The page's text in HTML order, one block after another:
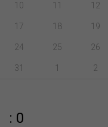
10 11 12
17 18 19
24 25 26
31 1 2
: 0